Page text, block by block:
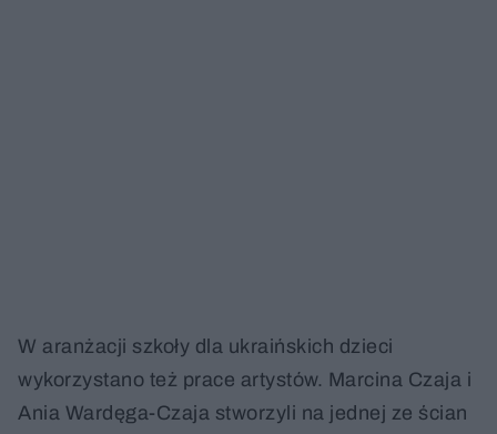
W aranżacji szkoły dla ukraińskich dzieci
wykorzystano też prace artystów. Marcina Czaja i
Ania Wardęga-Czaja stworzyli na jednej ze ścian